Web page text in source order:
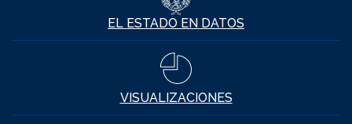
EL ESTADO EN DATOS
VISUALIZACIONES